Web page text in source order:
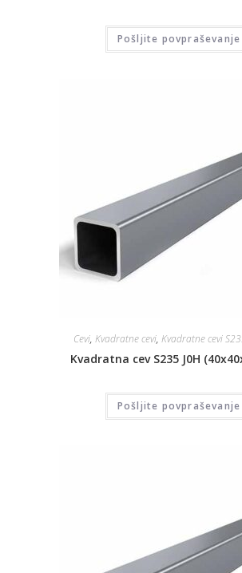
Pošljite povpraševanje
Cevi, Kvadratne cevi, Kvadratne cevi
Kvadratna cev S235 J0H
Pošljite povpraševanje